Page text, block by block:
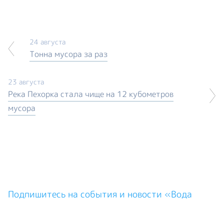
24 августа
Тонна мусора за раз
23 августа
Река Пехорка стала чище на 12 кубометров
мусора
Подпишитесь на события и новости «Вода